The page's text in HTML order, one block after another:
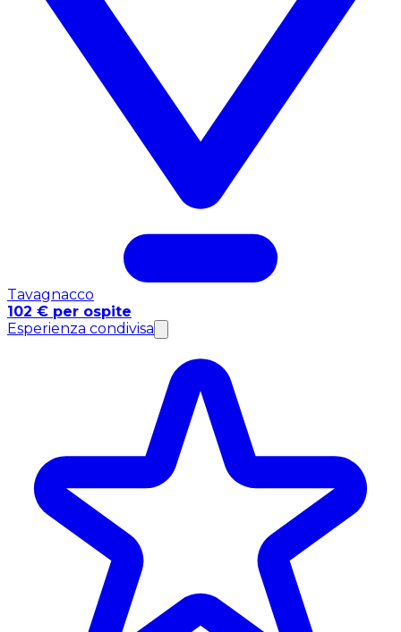
Tavagnacco
102 € per ospite
Esperienza condivisa